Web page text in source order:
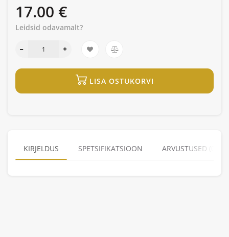
17.00 €
Leidsid odavamalt?
LISA OSTUKORVI
KIRJELDUS SPETSIFIKATSIOON ARVUSTUSED (0)